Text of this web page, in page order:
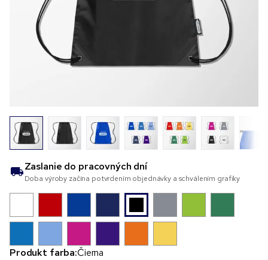
Zaslanie do pracovných dní
Doba výroby začína potvrdením objednávky a schválením grafiky
Produkt farba:Čierna